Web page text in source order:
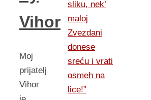
Vihor
Moj
prijatelj
Vihor
sliku, nek’
maloj
Zvezdani
donese
sreću i vrati
osmeh na
lice!”